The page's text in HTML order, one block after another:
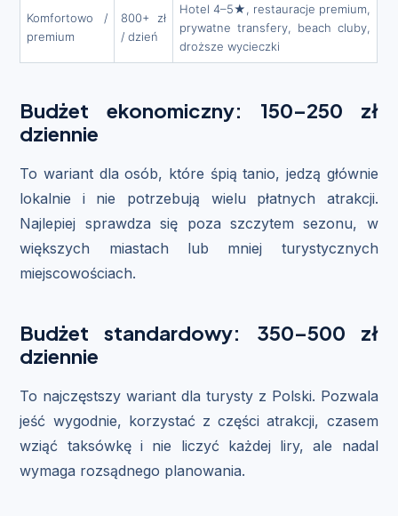
Komfortowo /
premium
800+ zł
/ dzień
Hotel 4–5★, restauracje premium,
prywatne transfery, beach cluby,
droższe wycieczki
Budżet ekonomiczny: 150–250 zł
dziennie
To wariant dla osób, które śpią tanio, jedzą głównie
lokalnie i nie potrzebują wielu płatnych atrakcji.
Najlepiej sprawdza się poza szczytem sezonu, w
większych miastach lub mniej turystycznych
miejscowościach.
Budżet standardowy: 350–500 zł
dziennie
To najczęstszy wariant dla turysty z Polski. Pozwala
jeść wygodnie, korzystać z części atrakcji, czasem
wziąć taksówkę i nie liczyć każdej liry, ale nadal
wymaga rozsądnego planowania.